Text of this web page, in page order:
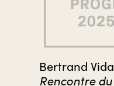
Bertrand
Rencontre